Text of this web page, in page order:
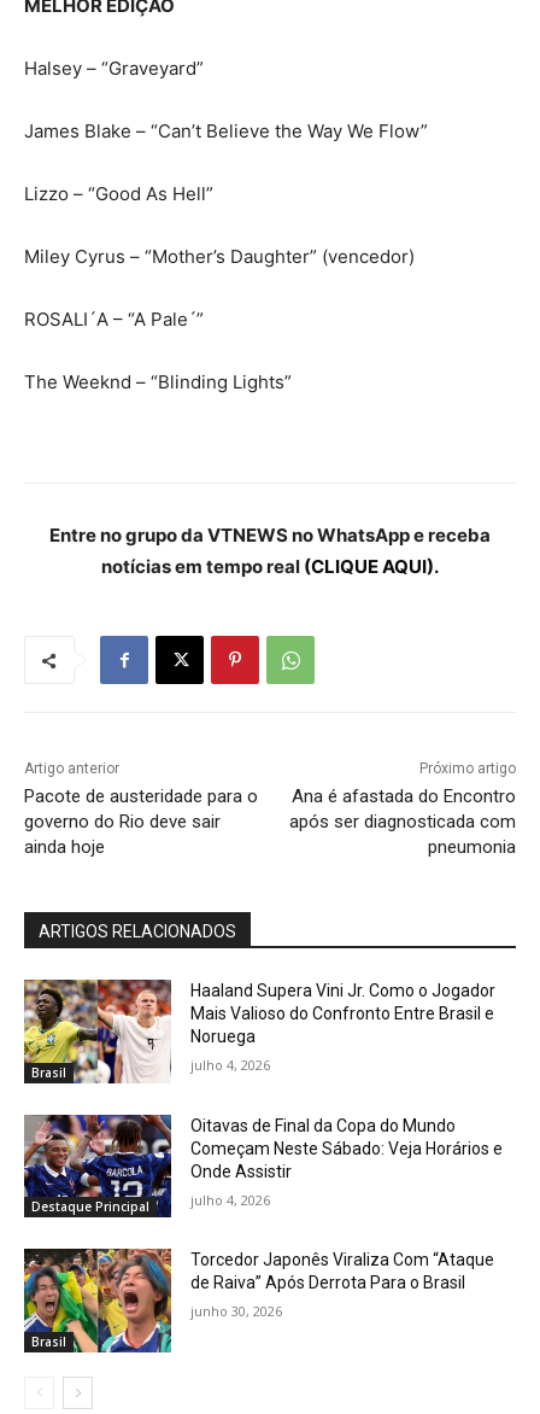
MELHOR EDIÇÃO
Halsey – “Graveyard”
James Blake – “Can’t Believe the Way We Flow”
Lizzo – “Good As Hell”
Miley Cyrus – “Mother’s Daughter” (vencedor)
ROSALI´A – “A Pale´”
The Weeknd – “Blinding Lights”
Entre no grupo da VTNEWS no WhatsApp e receba
notícias em tempo real (CLIQUE AQUI).
Artigo anterior
Pacote de austeridade para o
governo do Rio deve sair
ainda hoje
Próximo artigo
Ana é afastada do Encontro
após ser diagnosticada com
pneumonia
ARTIGOS RELACIONADOS
Brasil
Haaland Supera Vini Jr. Como o Jogador
Mais Valioso do Confronto Entre Brasil e
Noruega
julho 4, 2026
Destaque Principal
Oitavas de Final da Copa do Mundo
Começam Neste Sábado: Veja Horários e
Onde Assistir
julho 4, 2026
Brasil
Torcedor Japonês Viraliza Com “Ataque
de Raiva” Após Derrota Para o Brasil
junho 30, 2026